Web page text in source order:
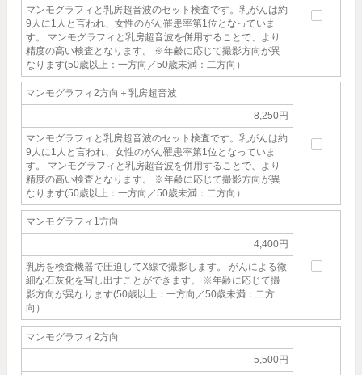
マンモグラフィと乳房超音波のセット検査です。乳がんは約
9人に1人と言われ、女性のがん罹患率第1位となっていま
す。 マンモグラフィと乳房超音波を併用することで、より
精度の高い検査となります。 ※年齢に応じて撮影方向が異
なります(50歳以上：一方向／50歳未満：二方向）
マンモグラフィ2方向＋乳房超音波
8,250円
マンモグラフィと乳房超音波のセット検査です。乳がんは約
9人に1人と言われ、女性のがん罹患率第1位となっていま
す。 マンモグラフィと乳房超音波を併用することで、より
精度の高い検査となります。 ※年齢に応じて撮影方向が異
なります(50歳以上：一方向／50歳未満：二方向）
マンモグラフィ1方向
4,400円
乳房を検査機器で圧迫してX線で撮影します。 がんによる微
細な石灰化を写し出すことができます。 ※年齢に応じて撮
影方向が異なります(50歳以上：一方向／50歳未満：二方
向）
マンモグラフィ2方向
5,500円